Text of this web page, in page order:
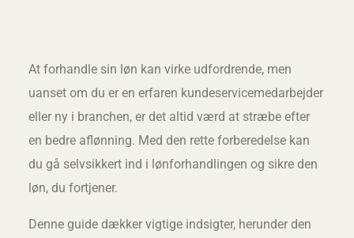
At forhandle sin løn kan virke udfordrende, men
uanset om du er en erfaren kundeservicemedarbejder
eller ny i branchen, er det altid værd at stræbe efter
en bedre aflønning. Med den rette forberedelse kan
du gå selvsikkert ind i lønforhandlingen og sikre den
løn, du fortjener.
Denne guide dækker vigtige indsigter, herunder den